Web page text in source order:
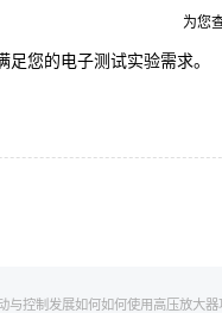
为您
您的电子测试实验需求。
与控制 发展如何 如何使用高压放大器